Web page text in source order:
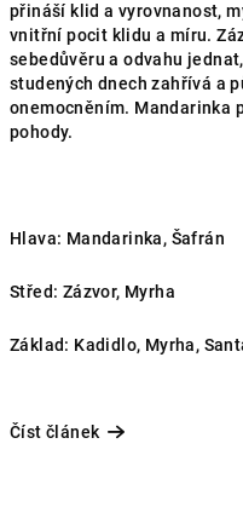
přináší klid a vyrovnanost,
vnitřní pocit klidu a míru.
sebedůvěru a odvahu
studených dnech zahřívá a
onemocněním. Mandarinka
pohody.
Hlava: Mandarinka, Šafrán
Střed: Zázvor, Myrha
Základ: Kadidlo, Myrha,
Číst článek